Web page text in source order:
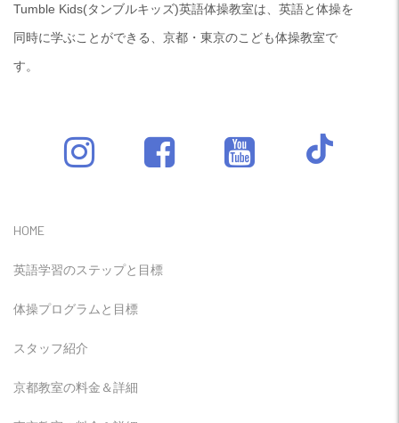
Tumble Kids(タンブルキッズ)英語体操教室は、英語と体操を
同時に学ぶことができる、京都・東京のこども体操教室で
す。
HOME
英語学習のステップと目標
体操プログラムと目標
スタッフ紹介
京都教室の料金＆詳細